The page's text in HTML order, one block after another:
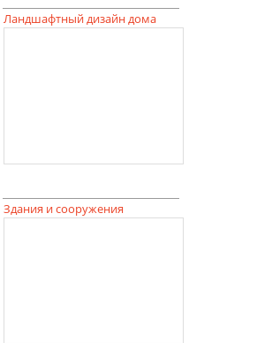
Ландшафтный дизайн дома
Здания и сооружения